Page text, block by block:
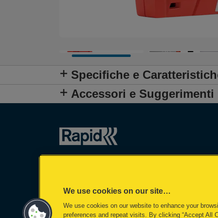
Specifiche e
Accessori e Suggerimenti
We use cookies on our site…
We use cookies on our website to enhance your
preferences and repeat visits. By clicking “Accept All